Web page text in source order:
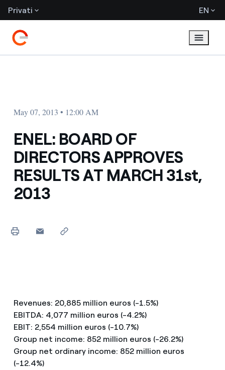
Privati EN
May 07, 2013 • 12:00 AM
ENEL: BOARD OF
DIRECTORS APPROVES
RESULTS AT MARCH 31st,
2013
Revenues: 20,885 million euros (-1.5%)
EBITDA: 4,077 million euros (-4.2%)
EBIT: 2,554 million euros (-10.7%)
Group net income: 852 million euros (-26.2%)
Group net ordinary income: 852 million euros
(-12.4%)